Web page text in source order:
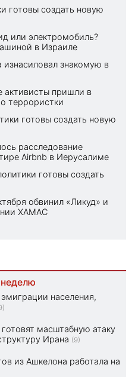
готовы создать новую
или электромобиль?
в Израиле
знакомую в
активисты пришли в
террористки
готовы создать новую
расследование
Airbnb в Иерусалиме
готовы создать
обвинил «Ликуд» и
ХАМАС
населения,
масштабную атаку
Ирана (9)
из Ашкелона работала на